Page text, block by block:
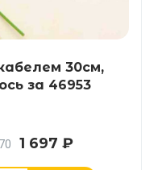
30см,
за 46953
1 697 ₽